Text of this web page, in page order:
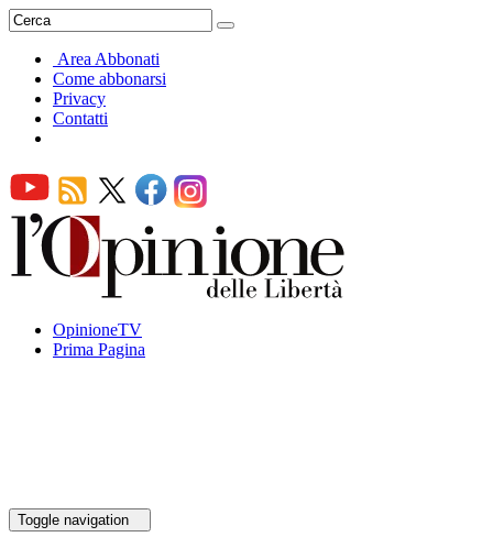
Area Abbonati
Come abbonarsi
Privacy
Contatti
OpinioneTV
Prima Pagina
Toggle navigation